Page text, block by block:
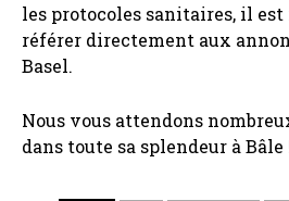
les protocoles sanitaires, il est
référer directement aux
Basel.
Nous vous attendons
dans toute sa splendeur à Bâle